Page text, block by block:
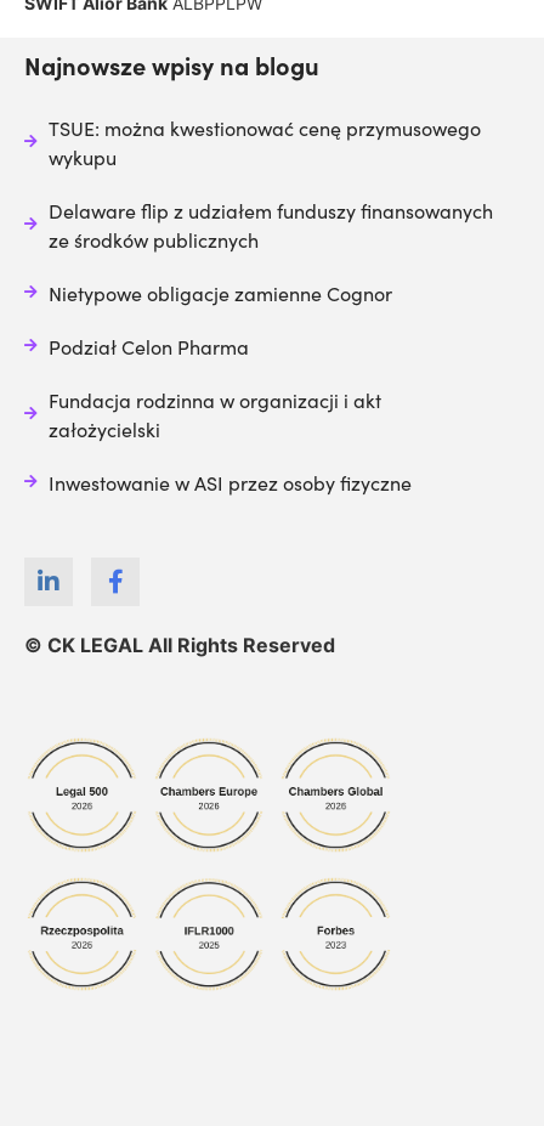
© CK LEGAL All Rights Reserved
Najnowsze wpisy na blogu
TSUE: można kwestionować cenę przymusowego
wykupu
Delaware flip z udziałem funduszy finansowanych
ze środków publicznych
Nietypowe obligacje zamienne Cognor
Podział Celon Pharma
Fundacja rodzinna w organizacji i akt
założycielski
Inwestowanie w ASI przez osoby fizyczne